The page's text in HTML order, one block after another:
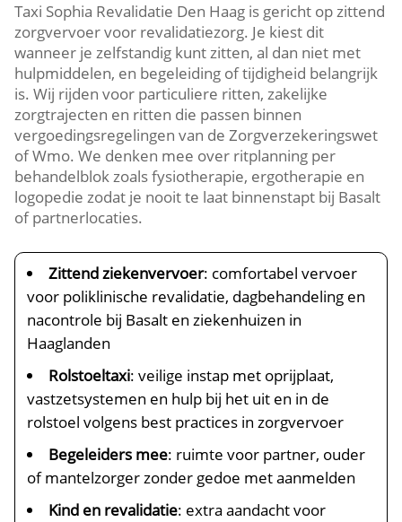
Taxi Sophia Revalidatie Den Haag is gericht op zittend
zorgvervoer voor revalidatiezorg. Je kiest dit
wanneer je zelfstandig kunt zitten, al dan niet met
hulpmiddelen, en begeleiding of tijdigheid belangrijk
is. Wij rijden voor particuliere ritten, zakelijke
zorgtrajecten en ritten die passen binnen
vergoedingsregelingen van de Zorgverzekeringswet
of Wmo. We denken mee over ritplanning per
behandelblok zoals fysiotherapie, ergotherapie en
logopedie zodat je nooit te laat binnenstapt bij Basalt
of partnerlocaties.
Zittend ziekenvervoer: comfortabel vervoer
voor poliklinische revalidatie, dagbehandeling en
nacontrole bij Basalt en ziekenhuizen in
Haaglanden
Rolstoeltaxi: veilige instap met oprijplaat,
vastzetsystemen en hulp bij het uit en in de
rolstoel volgens best practices in zorgvervoer
Begeleiders mee: ruimte voor partner, ouder
of mantelzorger zonder gedoe met aanmelden
Kind en revalidatie: extra aandacht voor